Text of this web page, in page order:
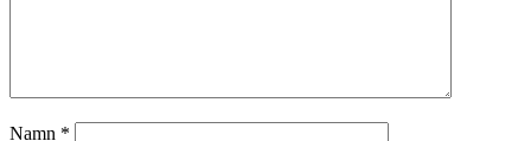
Namn *